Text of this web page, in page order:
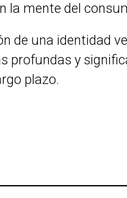
la mente del
de una identidad
profundas y
plazo.